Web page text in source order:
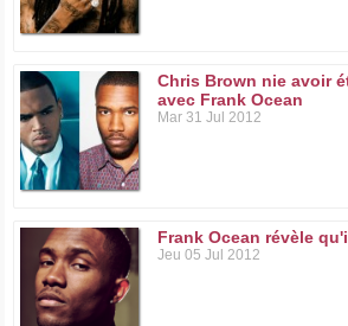
Chris Brown nie avoir
avec Frank Ocean
Mar 31 Jul 2012
Frank Ocean révèle
Jeu 05 Jul 2012